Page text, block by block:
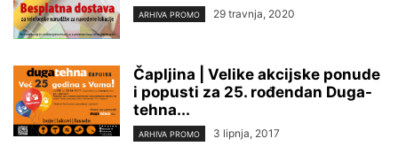
ARHIVA PROMO 29 travnja, 2020
Čapljina | Velike akcijske ponude
i popusti za 25. rođendan Duga-
tehna...
ARHIVA PROMO 3 lipnja, 2017